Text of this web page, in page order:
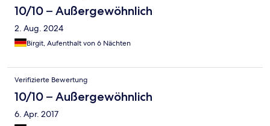
10/10 – Außergewöhnlich
2. Aug. 2024
Birgit, Aufenthalt von 6 Nächten
Verifizierte Bewertung
10/10 – Außergewöhnlich
6. Apr. 2017